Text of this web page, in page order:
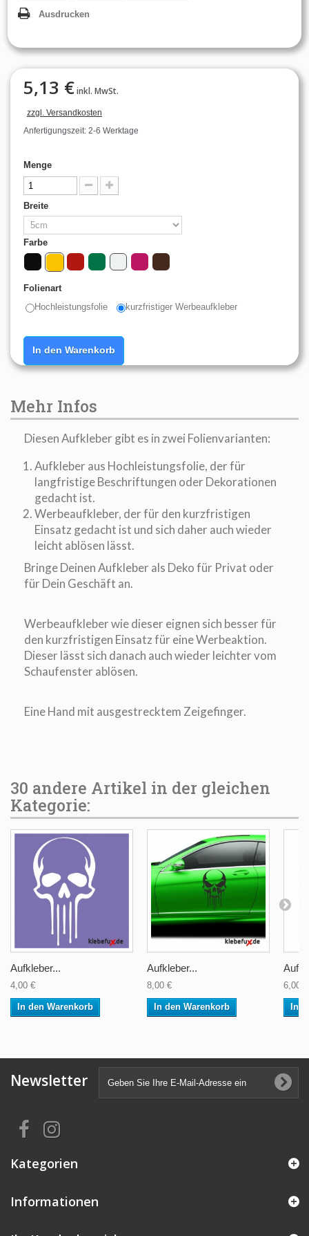
Ausdrucken
5,13 €inkl. MwSt.
zzgl. Versandkosten
Anfertigungszeit: 2-6 Werktage
Menge
Breite
Farbe
Folienart
Hochleistungsfolie
kurzfristiger Werbeaufkleber
In den Warenkorb
Mehr Infos
Diesen Aufkleber gibt es in zwei Folienvarianten:
Aufkleber aus Hochleistungsfolie, der für
langfristige Beschriftungen oder Dekorationen
gedacht ist.
Werbeaufkleber, der für den kurzfristigen
Einsatz gedacht ist und sich daher auch wieder
leicht ablösen lässt.
Bringe Deinen Aufkleber als Deko für Privat oder
für Dein Geschäft an.
Werbeaufkleber wie dieser eignen sich besser für
den kurzfristigen Einsatz für eine Werbeaktion.
Dieser lässt sich danach auch wieder leichter vom
Schaufenster ablösen.
Eine Hand mit ausgestrecktem Zeigefinger.
30 andere Artikel in der gleichen
Kategorie:
Aufkleber...
4,00 €
In den Warenkorb
Aufkleber...
8,00 €
In den Warenkorb
6,00 €
In
Newsletter
Kategorien
Informationen